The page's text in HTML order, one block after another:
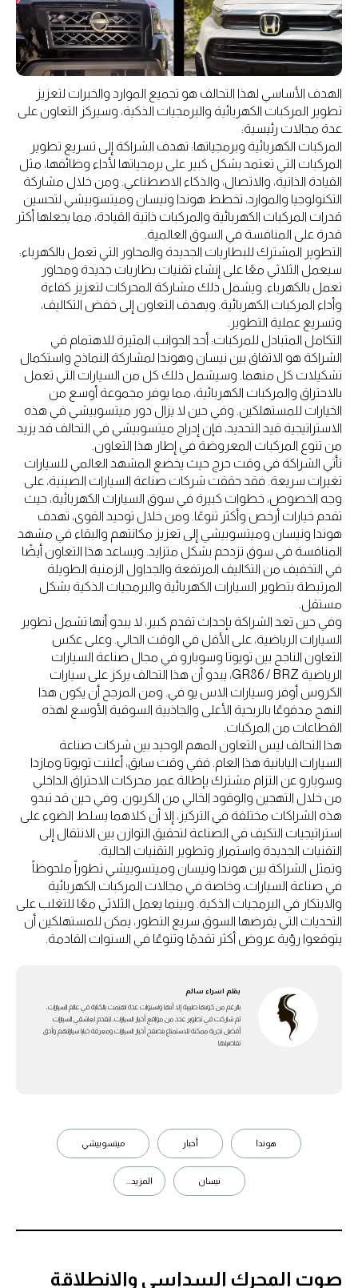
الهدف الأساسي لهذا التحالف هو تجميع الموارد والخبرات لتعزيز
تطوير المركبات الكهربائية والبرمجيات الذكية، وسيركز التعاون على
عدة مجالات رئيسية:
المركبات الكهربائية وبرمجياتها: تهدف الشراكة إلى تسريع تطوير
المركبات التي تعتمد بشكل كبير على برمجياتها لأداء وظائفها، مثل
القيادة الذاتية، والاتصال، والذكاء الاصطناعي. ومن خلال مشاركة
التكنولوجيا والموارد، تخطط هوندا ونيسان وميتسوبيشي لتحسين
قدرات المركبات الكهربائية والمركبات ذاتية القيادة، مما يجعلها أكثر
قدرة على المنافسة في السوق العالمية.
التطوير المشترك للبطاريات الجديدة والمحاور التي تعمل بالكهرباء:
سيعمل الثلاثي معًا على إنشاء تقنيات بطاريات جديدة ومحاور
تعمل بالكهرباء. ويشمل ذلك مشاركة المحركات لتعزيز كفاءة
وأداء المركبات الكهربائية. ويهدف التعاون إلى خفض التكاليف،
وتسريع عملية التطوير.
التكامل المتبادل للمركبات: أحد الجوانب المثيرة للاهتمام في
الشراكة هو الاتفاق بين نيسان وهوندا لمشاركة النماذج واستكمال
تشكيلات كل منهما. وسيشمل ذلك كل من السيارات التي تعمل
بالاحتراق والمركبات الكهربائية، مما يوفر مجموعة أوسع من
الخيارات للمستهلكين. وفي حين لا يزال دور ميتسوبيشي في هذه
الاستراتيجية قيد التحديد، فإن إدراج ميتسوبيشي في التحالف قد يزيد
من تنوع المركبات المعروضة في إطار هذا التعاون.
تأتي الشراكة في وقت حرج حيث يخضع المشهد العالمي للسيارات
تغيرات سريعة. فقد حققت شركات صناعة السيارات الصينية، على
وجه الخصوص، خطوات كبيرة في سوق السيارات الكهربائية، حيث
تقدم خيارات أرخص وأكثر تنوعًا. ومن خلال توحيد القوى، تهدف
هوندا ونيسان وميتسوبيشي إلى تعزيز مكانتهم والبقاء في مشهد
المنافسة في سوق تزدحم بشكل متزايد. ويساعد هذا التعاون أيضًا
في التخفيف من التكاليف المرتفعة والجداول الزمنية الطويلة
المرتبطة بتطوير السيارات الكهربائية والبرمجيات الذكية بشكل
مستقل.
وفي حين تعد الشراكة بإحداث تقدم كبير، لا يبدو أنها تشمل تطوير
السيارات الرياضية، على الأقل في الوقت الحالي. وعلى عكس
التعاون الناجح بين تويوتا وسوبارو في مجال صناعة السيارات
الرياضية GR86 / BRZ، يبدو أن هذا التحالف يركز على سيارات
الكروس أوفر وسيارات الاس يو في. ومن المرجح أن يكون هذا
النهج مدفوعًا بالربحية الأعلى والجاذبية السوقية الأوسع لهذه
القطاعات من المركبات.
هذا التحالف ليس التعاون المهم الوحيد بين شركات صناعة
السيارات اليابانية هذا العام. ففي وقت سابق، أعلنت تويوتا ومازدا
وسوبارو عن التزام مشترك بإطالة عمر محركات الاحتراق الداخلي
من خلال التهجين والوقود الخالي من الكربون. وفي حين قد تبدو
هذه الشراكات مختلفة في التركيز، إلا أن كلاهما يسلط الضوء على
استراتيجيات التكيف في الصناعة لتحقيق التوازن بين الانتقال إلى
التقنيات الجديدة واستمرار وتطوير التقنيات الحالية.
وتمثل الشراكة بين هوندا ونيسان وميتسوبيشي تطوراً ملحوظاً
في صناعة السيارات، وخاصة في مجالات المركبات الكهربائية
والابتكار في البرمجيات الذكية. وبينما يعمل الثلاثي معًا للتغلب على
التحديات التي يفرضها السوق سريع التطور، يمكن للمستهلكين أن
يتوقعوا رؤية عروض أكثر تقدمًا وتنوعًا في السنوات القادمة.
بقلم اسراء سالم
بالرغم من كونها طبيبة إلا أنها ولسنوات عدة اهتمت بالكتابة في عالم السيارات،
ثم شاركت في تطوير عدد من مواقع أخبار السيارات، لتقدم لعاشقي السيارات
أفضل تجربة ممكنة للاستمتاع بتصفح أخبار السيارات ومعرفة خبايا سياراتهم وأدق
تفاصيلها
هوندا أخبار ميتسوبيشي
نيسان المزيد...
صوت المحرك السداسي والانطلاقة